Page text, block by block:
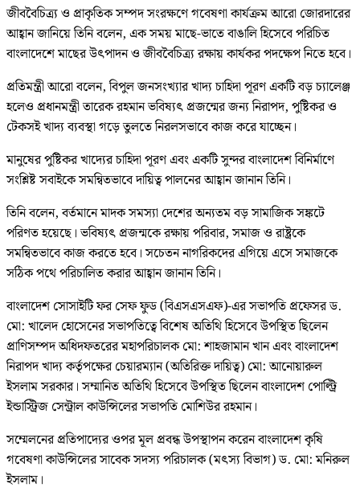
জীববৈচিত্র্য ও প্রাকৃতিক সম্পদ সংরক্ষণে গবেষণা কার্যক্রম আরো জোরদারের
আহ্বান জানিয়ে তিনি বলেন, এক সময় মাছে-ভাতে বাঙালি হিসেবে পরিচিত
বাংলাদেশে মাছের উৎপাদন ও জীববৈচিত্র্য রক্ষায় কার্যকর পদক্ষেপ নিতে হবে।
প্রতিমন্ত্রী আরো বলেন, বিপুল জনসংখ্যার খাদ্য চাহিদা পূরণ একটি বড় চ্যালেঞ্জ
হলেও প্রধানমন্ত্রী তারেক রহমান ভবিষ্যৎ প্রজন্মের জন্য নিরাপদ, পুষ্টিকর ও
টেকসই খাদ্য ব্যবস্থা গড়ে তুলতে নিরলসভাবে কাজ করে যাচ্ছেন।
মানুষের পুষ্টিকর খাদ্যের চাহিদা পূরণ এবং একটি সুন্দর বাংলাদেশ বিনির্মাণে
সংশ্লিষ্ট সবাইকে সমন্বিতভাবে দায়িত্ব পালনের আহ্বান জানান তিনি।
তিনি বলেন, বর্তমানে মাদক সমস্যা দেশের অন্যতম বড় সামাজিক সঙ্কটে
পরিণত হয়েছে। ভবিষ্যৎ প্রজন্মকে রক্ষায় পরিবার, সমাজ ও রাষ্ট্রকে
সমন্বিতভাবে কাজ করতে হবে। সচেতন নাগরিকদের এগিয়ে এসে সমাজকে
সঠিক পথে পরিচালিত করার আহ্বান জানান তিনি।
বাংলাদেশ সোসাইটি ফর সেফ ফুড (বিএসএসএফ)-এর সভাপতি প্রফেসর ড.
মো: খালেদ হোসেনের সভাপতিত্বে বিশেষ অতিথি হিসেবে উপস্থিত ছিলেন
প্রাণিসম্পদ অধিদফতরের মহাপরিচালক মো: শাহজামান খান এবং বাংলাদেশ
নিরাপদ খাদ্য কর্তৃপক্ষের চেয়ারম্যান (অতিরিক্ত দায়িত্ব) মো: আনোয়ারুল
ইসলাম সরকার। সম্মানিত অতিথি হিসেবে উপস্থিত ছিলেন বাংলাদেশ পোল্ট্রি
ইন্ডাস্ট্রিজ সেন্ট্রাল কাউন্সিলের সভাপতি মোশিউর রহমান।
সম্মেলনের প্রতিপাদ্যের ওপর মূল প্রবন্ধ উপস্থাপন করেন বাংলাদেশ কৃষি
গবেষণা কাউন্সিলের সাবেক সদস্য পরিচালক (মৎস্য বিভাগ) ড. মো: মনিরুল
ইসলাম।